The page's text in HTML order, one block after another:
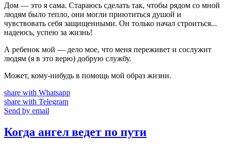
Дом — это я сама. Стараюсь сделать так, чтобы рядом со мной
людям было тепло, они могли приютиться душой и
чувствовать себя защищенными. Он только начал строиться...
надеюсь, успею за жизнь!
А ребенок мой — дело мое, что меня переживет и сослужит
людям (я в это верю) добрую службу.
Может, кому-нибудь в помощь мой образ жизни.
share with Whatsapp
share with Telegram
Send by email
Когда ангел ведет по пути